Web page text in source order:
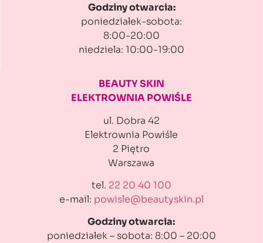
Godziny otwarcia:
poniedziałek-sobota:
8:00-20:00
niedziela: 10:00-19:00
BEAUTY SKIN
ELEKTROWNIA POWIŚLE
ul. Dobra 42
Elektrownia Powiśle
2 Piętro
Warszawa
tel. 22 20 40 100
e-mail: powisle@beautyskin.pl
Godziny otwarcia:
poniedziałek – sobota: 8:00 – 20:00